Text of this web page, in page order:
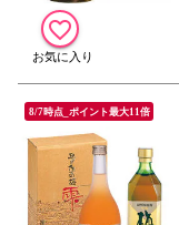
8/7時点_ポイント最大11倍